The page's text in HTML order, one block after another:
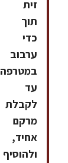
זית
תוך
כדי
ערבוב
במטרפה
עד
לקבלת
מרקם
אחיד,
ולהוסיף